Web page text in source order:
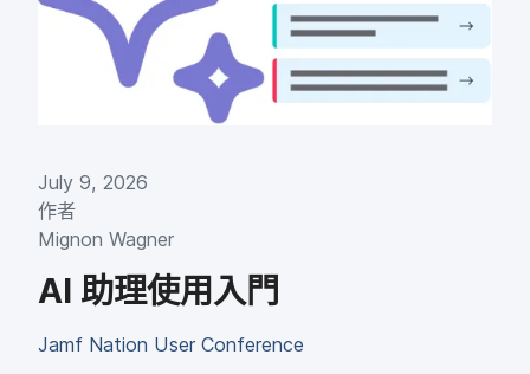
July 9, 2026
作​者
Mignon Wagner
AI 助理​使用​入門
Jamf Nation User Conference